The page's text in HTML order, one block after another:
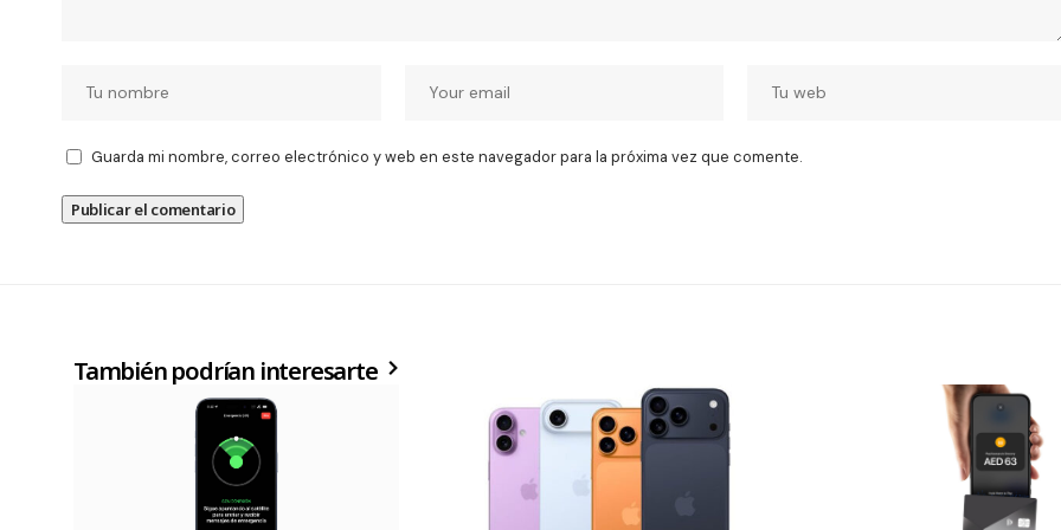
Guarda mi nombre, correo electrónico y web en este navegador para la próxima vez que comente.
También podrían interesarte